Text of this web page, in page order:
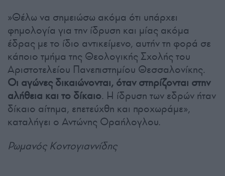
»Θέλω να σημειώσω ακόμα ότι υπάρχει
φημολογία για την ίδρυση και μίας ακόμα
έδρας με το ίδιο αντικείμενο, αυτήν τη φορά σε
κάποιο τμήμα της Θεολογικής Σχολής του
Αριστοτελείου Πανεπιστημίου Θεσσαλονίκης.
Οι αγώνες δικαιώνονται, όταν στηρίζονται στην
αλήθεια και το δίκαιο. Η ίδρυση των εδρών ήταν
δίκαιο αίτημα, επετεύχθη και προχωράμε»,
καταλήγει ο Αντώνης Οραήλογλου.
Ρωμανός Κοντογιαννίδης